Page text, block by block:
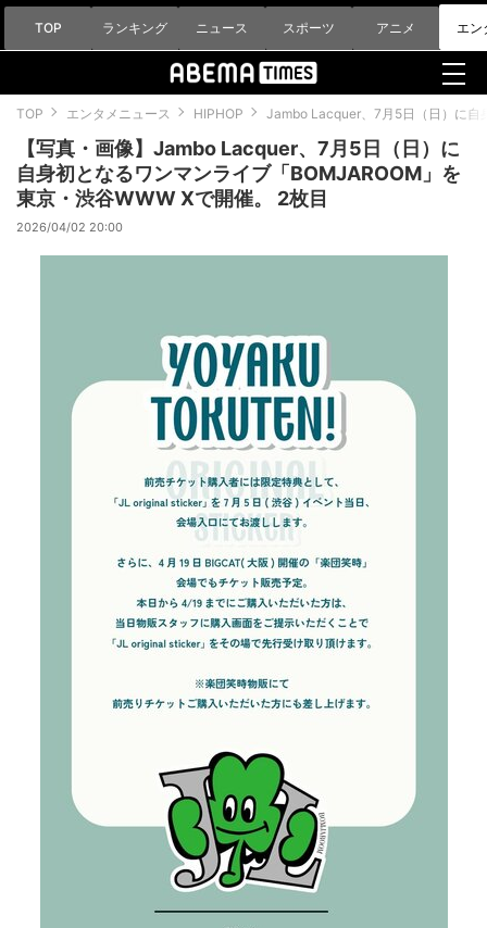
TOP ランキング ニュース スポーツ アニメ エン
TOP エンタメニュース HIPHOP Jambo Lacquer、7月5日（日）に自
【写真・画像】Jambo Lacquer、7月5日（日）に
自身初となるワンマンライブ「BOMJAROOM」を
東京・渋谷WWW Xで開催。 2枚目
2026/04/02 20:00